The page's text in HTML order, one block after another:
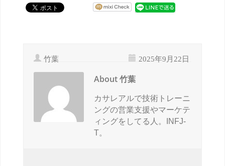
竹葉 2025年9月22日
About 竹葉
カサレアルで技術トレーニ
ングの営業支援やマーケテ
ィングをしてる人。INFJ-
T。